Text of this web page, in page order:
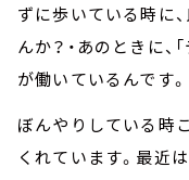
ずに歩いている時に
んか？・あのときに、
が働いているんです。
ぼんやりしている時
くれています。最近